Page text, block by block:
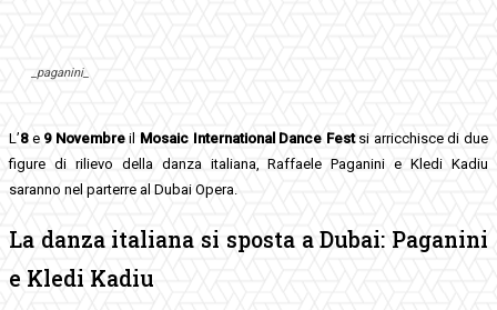
_paganini_
L’8e 9 Novembreil Mosaic International Dance Festsi arricchisce di due
figure di rilievo della danza italiana, Raffaele Paganini e Kledi Kadiu
saranno nel parterre al Dubai Opera.
La danza italiana si sposta a Dubai: Paganini
e Kledi Kadiu